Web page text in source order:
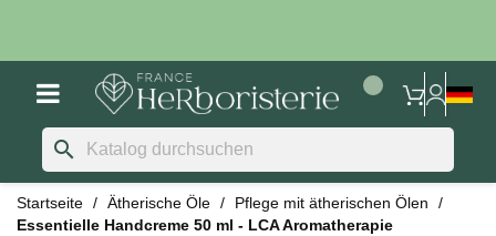
search
Startseite Ätherische Öle
Pflege mit ätherischen Ölen
Essentielle Handcreme 50 ml - LCA Aromatherapie